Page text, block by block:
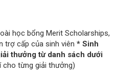
học bổng Merit Scholarships,
trợ cấp của sinh viên * Sinh
thưởng từ danh sách dưới
cho từng giải thưởng)